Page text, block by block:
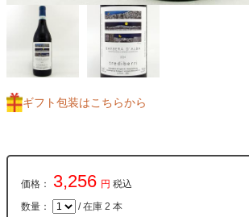
ギフト包装はこちらから
価格： 3,256 円 税込
数量： / 在庫 2 本